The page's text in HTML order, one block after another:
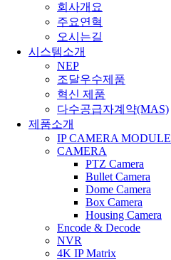
회사개요
주요연혁
오시는길
시스템소개
NEP
조달우수제품
혁신 제품
다수공급자계약(MAS)
제품소개
IP CAMERA MODULE
CAMERA
PTZ Camera
Bullet Camera
Dome Camera
Box Camera
Housing Camera
Encode & Decode
NVR
4K IP Matrix